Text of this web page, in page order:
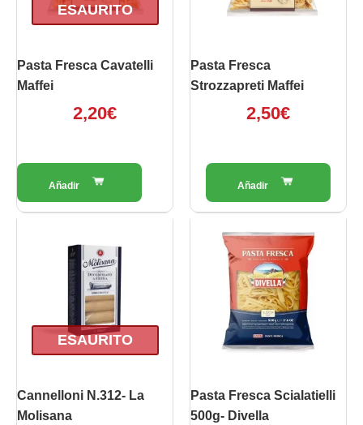
ESAURITO
Pasta Fresca Cavatelli
Maffei
2,20€
Pasta Fresca
Strozzapreti Maffei
2,50€
ESAURITO
Cannelloni N.312- La
Molisana
Pasta Fresca Scialatielli
500g- Divella